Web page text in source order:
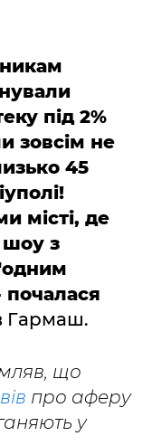
під 2%
зовсім не
45
місті, де
шоу з
почалася
Гармаш.
що
про аферу
у